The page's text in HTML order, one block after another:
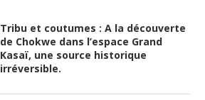
Tribu et coutumes : A la découverte
de Chokwe dans l’espace Grand
Kasaï, une source historique
irréversible.